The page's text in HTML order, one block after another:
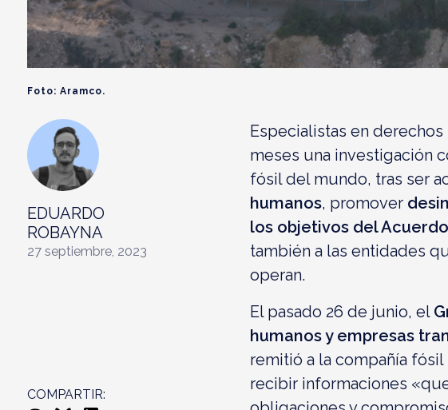
Foto: Aramco.
EDUARDO
ROBAYNA
27 septiembre, 2023
COMPARTIR:
Especialistas en
meses una investigación
fósil del mundo, tras ser
humanos, promover
los objetivos del
también a las entidades
operan.
El pasado 26 de junio, el
humanos y empresas
remitió a la compañía
recibir informaciones